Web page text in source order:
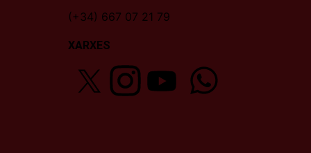
(+34) 667 07 21 79
XARXES